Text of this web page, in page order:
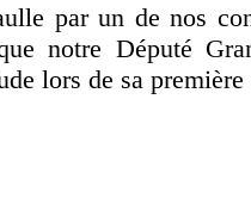
par un de nos
notre Député
lors de sa